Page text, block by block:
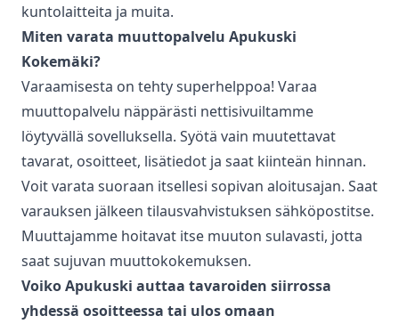
kuntolaitteita ja muita.
Miten varata muuttopalvelu Apukuski
Kokemäki?
Varaamisesta on tehty superhelppoa! Varaa
muuttopalvelu näppärästi nettisivuiltamme
löytyvällä sovelluksella. Syötä vain muutettavat
tavarat, osoitteet, lisätiedot ja saat kiinteän hinnan.
Voit varata suoraan itsellesi sopivan aloitusajan. Saat
varauksen jälkeen tilausvahvistuksen sähköpostitse.
Muuttajamme hoitavat itse muuton sulavasti, jotta
saat sujuvan muuttokokemuksen.
Voiko Apukuski auttaa tavaroiden siirrossa
yhdessä osoitteessa tai ulos omaan